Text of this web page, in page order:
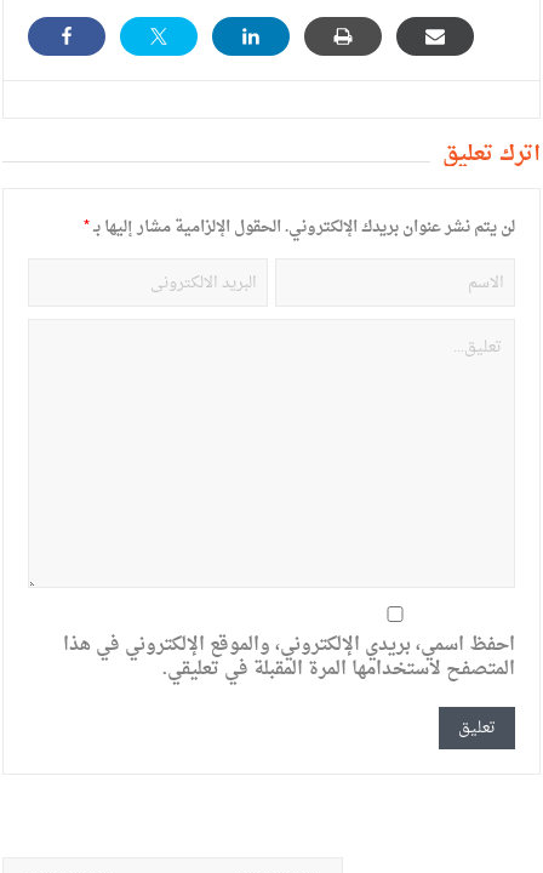
أترك تعليق
لن يتم نشر عنوان بريدك الإلكتروني.الحقول الإلزامية مشار إليها بـ*
احفظ اسمي، بريدي الإلكتروني، والموقع الإلكتروني في هذا
المتصفح لاستخدامها المرة المقبلة في تعليقي.